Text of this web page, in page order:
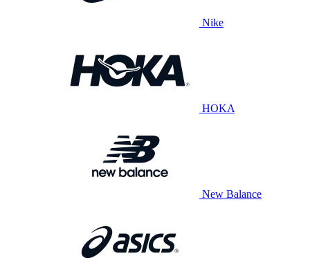
Nike
HOKA
New Balance